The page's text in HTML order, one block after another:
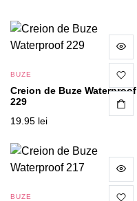
BUZE
Creion de Buze Waterproof
229
19.95 lei
BUZE